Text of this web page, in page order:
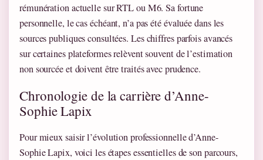
rémunération actuelle sur RTL ou M6. Sa fortune
personnelle, le cas échéant, n’a pas été évaluée dans les
sources publiques consultées. Les chiffres parfois avancés
sur certaines plateformes relèvent souvent de l’estimation
non sourcée et doivent être traités avec prudence.
Chronologie de la carrière d’Anne-
Sophie Lapix
Pour mieux saisir l’évolution professionnelle d’Anne-
Sophie Lapix, voici les étapes essentielles de son parcours,